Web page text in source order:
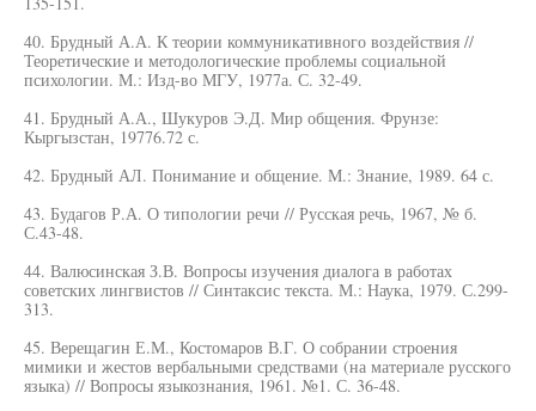
40. Брудный А.А. К теории коммуникативного воздействия //
Теоретические и методологические проблемы социальной
психологии. М.: Изд-во МГУ, 1977а. С. 32-49.
41. Брудный А.А., Шукуров Э.Д. Мир общения. Фрунзе:
Кыргызстан, 19776.72 с.
42. Брудный АЛ. Понимание и общение. М.: Знание, 1989. 64 с.
43. Будагов Р.А. О типологии речи // Русская речь, 1967, № б.
С.43-48.
44. Валюсинская З.В. Вопросы изучения диалога в работах
советских лингвистов // Синтаксис текста. М.: Наука, 1979. С.299-
313.
45. Верещагин Е.М., Костомаров В.Г. О собрании строения
мимики и жестов вербальными средствами (на материале русского
языка) // Вопросы языкознания, 1961. №1. С. 36-48.